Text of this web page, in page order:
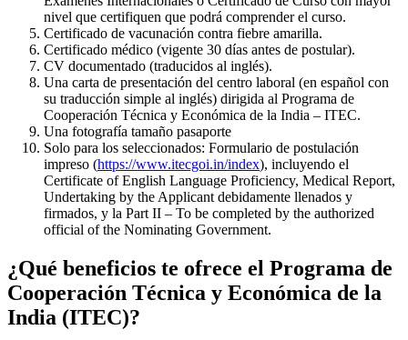
nivel que certifiquen que podrá comprender el curso.
Certificado de vacunación contra fiebre amarilla.
Certificado médico (vigente 30 días antes de postular).
CV documentado (traducidos al inglés).
Una carta de presentación del centro laboral (en español con
su traducción simple al inglés) dirigida al Programa de
Cooperación Técnica y Económica de la India – ITEC.
Una fotografía tamaño pasaporte
Solo para los seleccionados: Formulario de postulación
impreso (https://www.itecgoi.in/index), incluyendo el
Certificate of English Language Proficiency, Medical Report,
Undertaking by the Applicant debidamente llenados y
firmados, y la Part II – To be completed by the authorized
official of the Nominating Government.
¿Qué beneficios te ofrece el Programa de
Cooperación Técnica y Económica de la
India (ITEC)?